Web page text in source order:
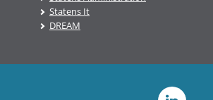
Statens It
DREAM